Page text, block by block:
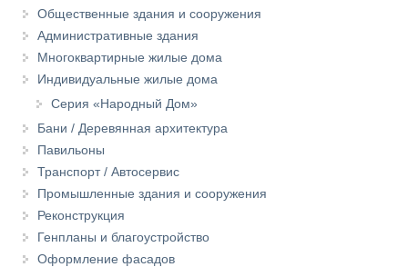
Общественные здания и сооружения
Административные здания
Многоквартирные жилые дома
Индивидуальные жилые дома
Серия «Народный Дом»
Бани / Деревянная архитектура
Павильоны
Транспорт / Автосервис
Промышленные здания и сооружения
Реконструкция
Генпланы и благоустройство
Оформление фасадов